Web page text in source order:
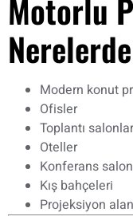
Motorlu
Modern konut
Ofisler
Toplantı
Oteller
Konferans
Kış bahçeleri
Projeksiyon